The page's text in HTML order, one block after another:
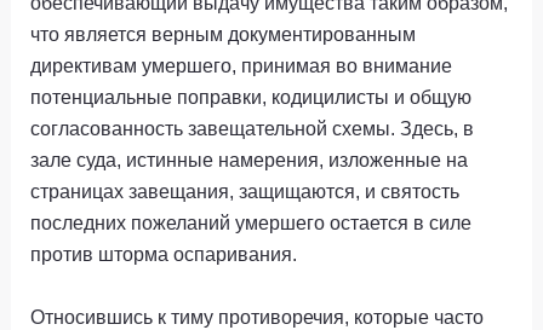
что является верным документированным
директивам умершего, принимая во внимание
потенциальные поправки, кодицилисты и общую
согласованность завещательной схемы. Здесь, в
зале суда, истинные намерения, изложенные на
страницах завещания, защищаются, и святость
последних пожеланий умершего остается в силе
против шторма оспаривания.
Относившись к тиму противоречия, которые часто